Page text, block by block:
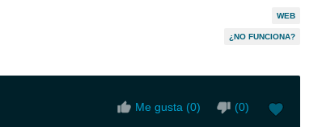
WEB
¿NO FUNCIONA?
Me gusta (0) (0)